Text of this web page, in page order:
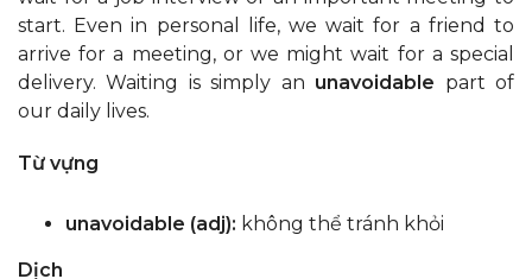
start. Even in personal life, we wait for a friend to
arrive for a meeting, or we might wait for a special
delivery. Waiting is simply an unavoidable part of
our daily lives.
Từ vựng
unavoidable (adj): không thể tránh khỏi
Dịch